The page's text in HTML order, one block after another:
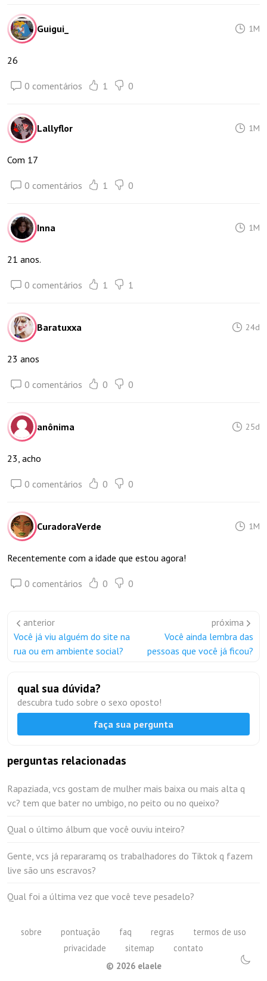
Guigui_ 1M
26
0 comentários 1 0
Lallyflor 1M
Com 17
0 comentários 1 0
Inna 1M
21 anos.
0 comentários 1 1
Baratuxxa 24d
23 anos
0 comentários 0 0
anônima 25d
23, acho
0 comentários 0 0
CuradoraVerde 1M
Recentemente com a idade que estou agora!
0 comentários 0 0
anterior
Você já viu alguém do site na
rua ou em ambiente social?
próxima
Você ainda lembra das
pessoas que você já ficou?
qual sua dúvida?
descubra tudo sobre o sexo oposto!
faça sua pergunta
perguntas relacionadas
Rapaziada, vcs gostam de mulher mais baixa ou mais alta q
vc? tem que bater no umbigo, no peito ou no queixo?
Qual o último álbum que você ouviu inteiro?
Gente, vcs já repararamq os trabalhadores do Tiktok q fazem
live são uns escravos?
Qual foi a última vez que você teve pesadelo?
sobre pontuação faq regras
termos de uso
privacidade
sitemap
contato
© 2026elaele